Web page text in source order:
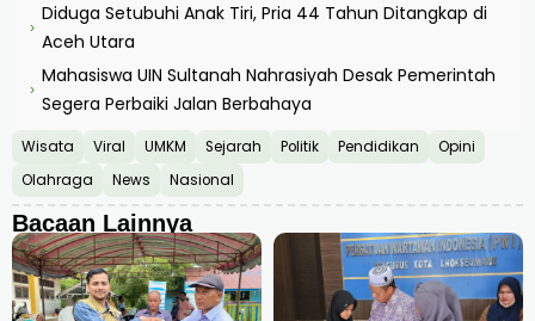
›
Diduga Setubuhi Anak Tiri, Pria 44 Tahun Ditangkap di
Aceh Utara
›
Mahasiswa UIN Sultanah Nahrasiyah Desak Pemerintah
Segera Perbaiki Jalan Berbahaya
Wisata Viral UMKM Sejarah Politik Pendidikan
Opini
Olahraga
News Nasional
Bacaan Lainnya